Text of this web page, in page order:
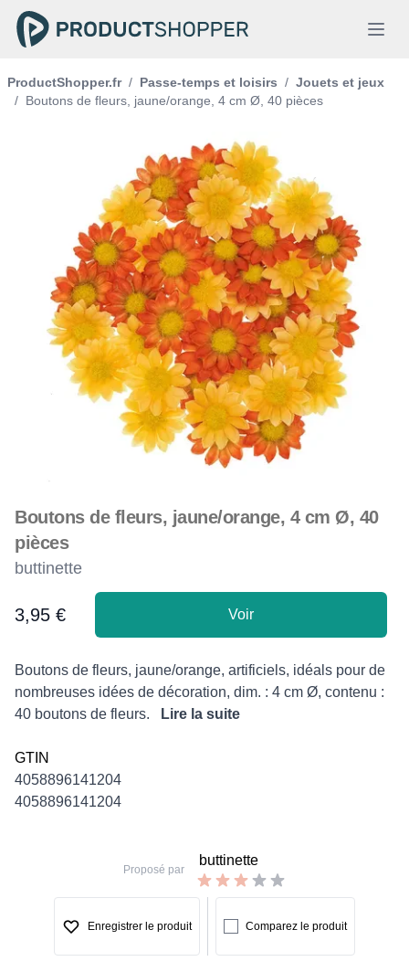
ProductShopper.fr / Passe-temps et loisirs / Jouets et jeux
/ Boutons de fleurs, jaune/orange, 4 cm Ø, 40 pièces
Boutons de fleurs, jaune/orange, 4 cm Ø, 40
pièces
buttinette
Product information
3,95 € Voir
Description
Boutons de fleurs, jaune/orange, artificiels, idéals pour de
nombreuses idées de décoration, dim. : 4 cm Ø, contenu :
40 boutons de fleurs.
Lire la suite
GTIN
4058896141204
4058896141204
Proposé par
buttinette
Enregistrer le produit Comparez le produit